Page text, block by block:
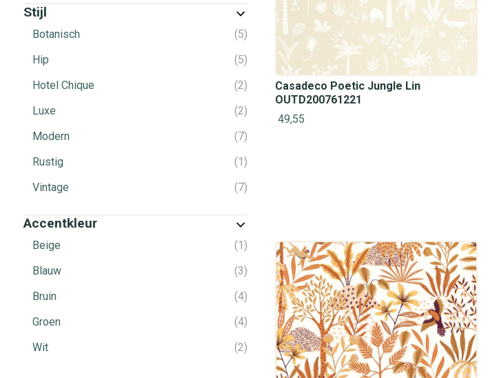
Stijl
Botanisch
5
Hip
5
Hotel Chique
2
Luxe
2
Modern
7
Rustig
1
Vintage
7
Accentkleur
Beige
1
Blauw
3
Bruin
4
Groen
4
Wit
2
Casadeco Poetic Jungle Lin
OUTD200761221
49,55